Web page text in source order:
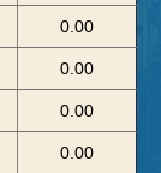
0.00
0.00
0.00
0.00